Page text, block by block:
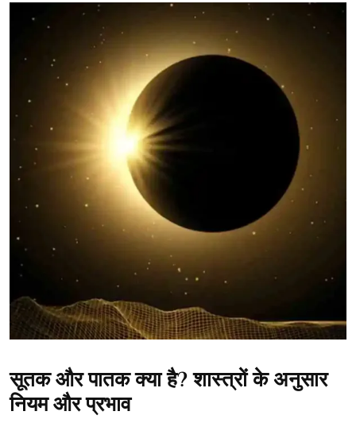
सूतक और पातक क्या है? शास्त्रों के अनुसार
नियम और प्रभाव